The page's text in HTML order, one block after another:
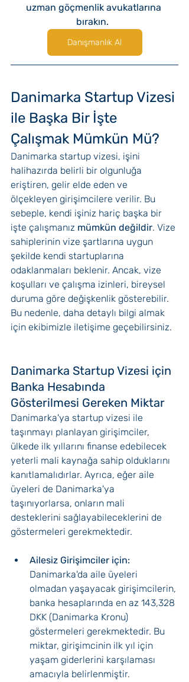
uzman göçmenlik avukatlarına
bırakın.
Danışmanlık Al
Danimarka Startup Vizesi
ile Başka Bir İşte
Çalışmak Mümkün Mü?
Danimarka startup vizesi, işini
halihazırda belirli bir olgunluğa
eriştiren, gelir elde eden ve
ölçekleyen girişimcilere verilir. Bu
sebeple, kendi işiniz hariç başka bir
işte çalışmanız mümkün değildir. Vize
sahiplerinin vize şartlarına uygun
şekilde kendi startuplarına
odaklanmaları beklenir. Ancak, vize
koşulları ve çalışma izinleri, bireysel
duruma göre değişkenlik gösterebilir.
Bu nedenle, daha detaylı bilgi almak
için ekibimizle iletişime geçebilirsiniz.
Danimarka Startup Vizesi için
Banka Hesabında
Gösterilmesi Gereken Miktar
Danimarka'ya startup vizesi ile
taşınmayı planlayan girişimciler,
ülkede ilk yıllarını finanse edebilecek
yeterli mali kaynağa sahip olduklarını
kanıtlamalıdırlar. Ayrıca, eğer aile
üyeleri de Danimarka'ya
taşınıyorlarsa, onların mali
desteklerini sağlayabileceklerini de
göstermeleri gerekmektedir.
Ailesiz Girişimciler için:
Danimarka'da aile üyeleri
olmadan yaşayacak girişimcilerin,
banka hesaplarında en az 143,328
DKK (Danimarka Kronu)
göstermeleri gerekmektedir. Bu
miktar, girişimcinin ilk yıl için
yaşam giderlerini karşılaması
amacıyla belirlenmiştir.